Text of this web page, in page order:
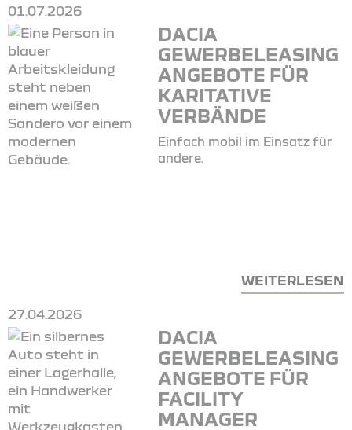
01.07.2026
DACIA
GEWERBELEASING
ANGEBOTE FÜR
KARITATIVE
VERBÄNDE
Einfach mobil im Einsatz für
andere.
WEITERLESEN
27.04.2026
DACIA
GEWERBELEASING
ANGEBOTE FÜR
FACILITY
MANAGER